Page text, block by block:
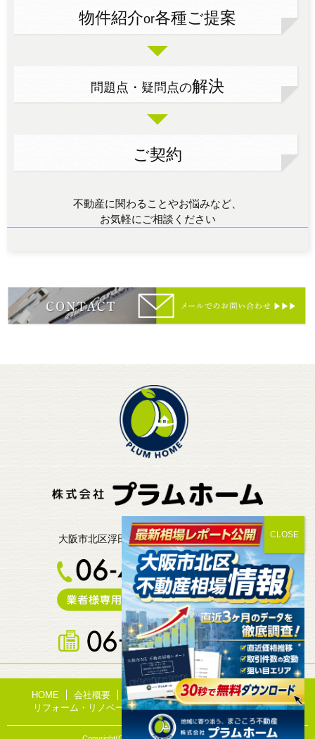
物件紹介or各種ご提案
問題点・疑問点の解決
ご契約
不動産に関わることやお悩みなど、
お気軽にご相談ください
〒530-0021
大阪市北区浮田1-6-9 プラムガーデン2F・3F
HOME 会社概要 事業内容 不動産売買
不動産管理
リフォーム・リノベーション
ギャラリー お問い合わせ
CLOSE